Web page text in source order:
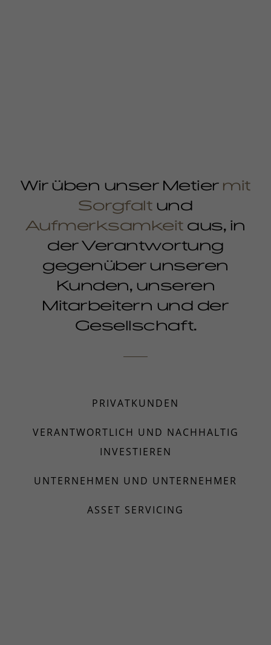
Wir üben unser Metier mit
Sorgfaltund
Aufmerksamkeitaus, in
der Verantwortung
gegenüber unseren
Kunden, unseren
Mitarbeitern und der
Gesellschaft.
PRIVATKUNDEN
VERANTWORTLICH UND NACHHALTIG
INVESTIEREN
UNTERNEHMEN UND UNTERNEHMER
ASSET SERVICING